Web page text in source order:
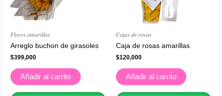
𝐹𝑙𝑜𝑟𝑒𝑠 𝑎𝑚𝑎𝑟𝑖𝑙𝑙𝑎𝑠
Arreglo buchon de girasoles
$399,000
Añadir al carrito
𝐶𝑎𝑗𝑎𝑠 𝑑𝑒 𝑟𝑜𝑠𝑎𝑠
Caja de rosas amarillas
$120,000
Añadir al carrito